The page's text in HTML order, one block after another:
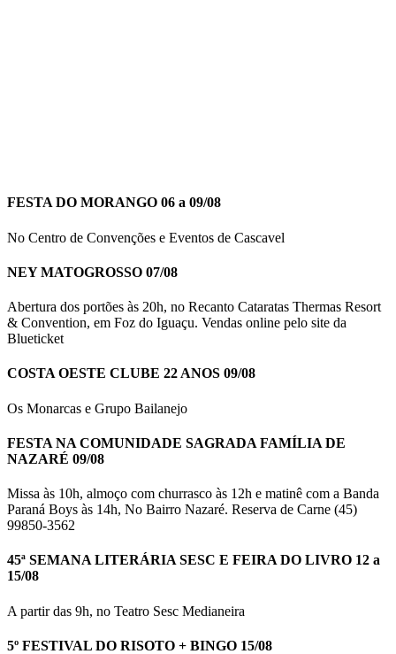
FESTA DO MORANGO 06 a 09/08
No Centro de Convenções e Eventos de Cascavel
NEY MATOGROSSO 07/08
Abertura dos portões às 20h, no Recanto Cataratas Thermas Resort
& Convention, em Foz do Iguaçu. Vendas online pelo site da
Blueticket
COSTA OESTE CLUBE 22 ANOS 09/08
Os Monarcas e Grupo Bailanejo
FESTA NA COMUNIDADE SAGRADA FAMÍLIA DE
NAZARÉ 09/08
Missa às 10h, almoço com churrasco às 12h e matinê com a Banda
Paraná Boys às 14h, No Bairro Nazaré. Reserva de Carne (45)
99850-3562
45ª SEMANA LITERÁRIA SESC E FEIRA DO LIVRO 12 a
15/08
A partir das 9h, no Teatro Sesc Medianeira
5º FESTIVAL DO RISOTO + BINGO 15/08